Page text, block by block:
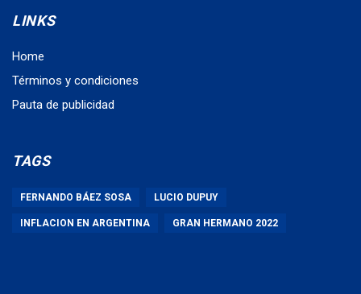
LINKS
Home
Términos y condiciones
Pauta de publicidad
TAGS
FERNANDO BÁEZ SOSA LUCIO DUPUY
INFLACION EN ARGENTINA GRAN HERMANO 2022